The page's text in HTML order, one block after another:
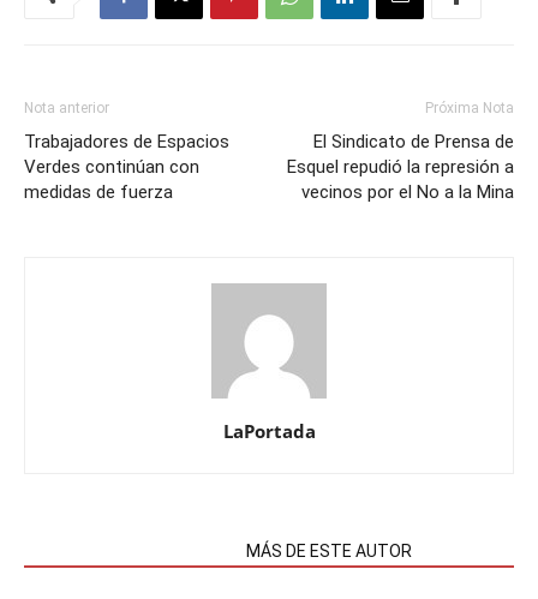
Nota anterior
Trabajadores de Espacios
Verdes continúan con
medidas de fuerza
Próxima Nota
El Sindicato de Prensa de
Esquel repudió la represión a
vecinos por el No a la Mina
LaPortada
MÁS DE ESTE AUTOR